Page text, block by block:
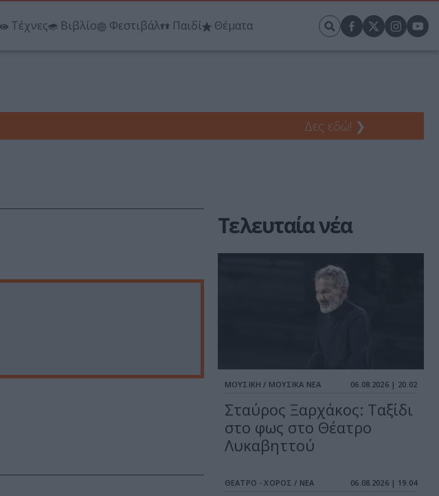
Τέχνες Βιβλίο Φεστιβάλ Παιδί Θέματα
Δες εδώ! ❯
Τελευταία νέα
ΜΟΥΣΙΚΗ / ΜΟΥΣΙΚΑ ΝΕΑ 06.08.2026 | 20.02
Σταύρος Ξαρχάκος: Ταξίδι
στο φως στο Θέατρο
Λυκαβηττού
ΘΕΑΤΡΟ - ΧΟΡΟΣ / ΝΕΑ 06.08.2026 | 19.04